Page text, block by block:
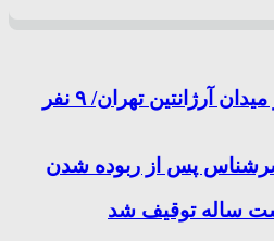
سقوط آسانسور در میدان آرژانتین تهران/ ۹ نفر
پس از ربوده شدن
ساله توقیف شد